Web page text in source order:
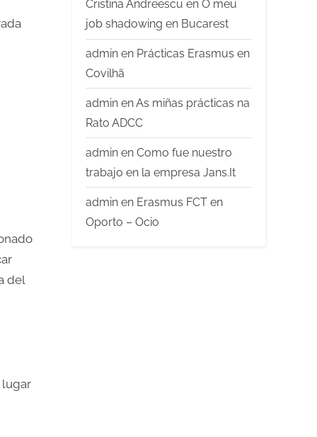
del
lugar
Cristina Andreescu en O meu
job shadowing en Bucarest
admin en Prácticas Erasmus en
Covilhã
admin enAs miñas prácticas na
Rato ADCC
admin en Como fue nuestro
trabajo en la empresa Jans.It
admin en Erasmus FCT en
Oporto – Ocio